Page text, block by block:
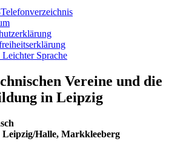
Leichter Sprache
Vereine und die
in Leipzig
Halle, Markkleeberg